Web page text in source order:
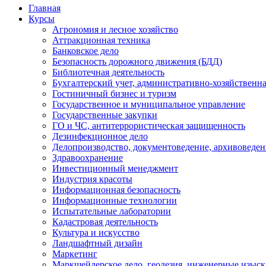
Главная
Курсы
Агрономия и лесное хозяйство
Аттракционная техника
Банковское дело
Безопасность дорожного движения (БДД)
Библиотечная деятельность
Бухгалтерский учет, административно-
Гостиничный бизнес и туризм
Государственное и муниципальное управление
Государственные закупки
ГО и ЧС, антитеррористическая защищенность
Дезинфекционное дело
Делопроизводство, документоведение,
Здравоохранение
Инвестиционный менеджмент
Индустрия красоты
Информационная безопасность
Информационные технологии
Испытательные лаборатории
Кадастровая деятельность
Культура и искусство
Ландшафтный дизайн
Маркетинг